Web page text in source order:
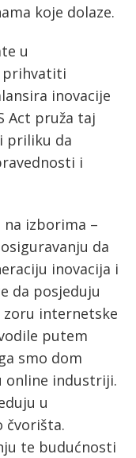
koje dolaze.
u
prihvatiti
inovacije
Act pruža taj
priliku da
i
izborima –
da
inovacija i
da posjeduju
zoru internetske
putem
smo dom
online industriji.
u
čvorišta.
te budućnosti